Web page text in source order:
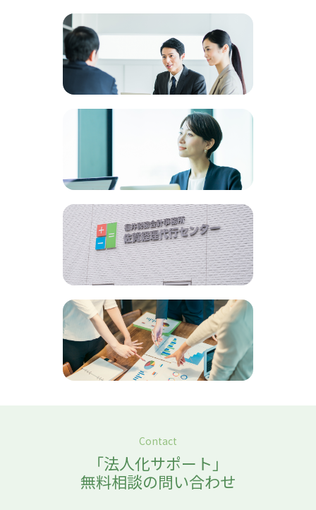
会社設立サポート
創業融資サポート
詳しく見る
事務所紹介
詳しく見る
Contact
「法人化サポート」
無料相談の問い合わせ